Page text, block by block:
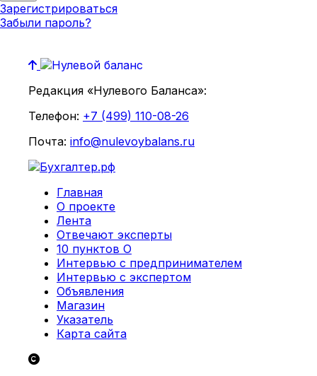
Зарегистрироваться
Забыли пароль?
Редакция «Нулевого Баланса»:
Телефон: +7 (499) 110-08-26
Почта: info@nulevoybalans.ru
Главная
О проекте
Лента
Отвечают эксперты
10 пунктов О
Интервью с предпринимателем
Интервью с экспертом
Объявления
Магазин
Указатель
Карта сайта